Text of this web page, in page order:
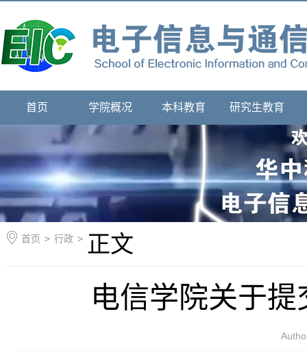
首页 学院概况 本科教育 研究生教育
首页 > 行政 > 正文
电信学院关于